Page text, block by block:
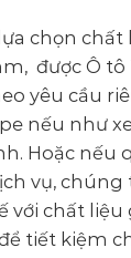
chọn chất
được Ô
yêu cầu
nếu như
Hoặc nếu
vụ, chúng
với chất liệu
tiết kiệm